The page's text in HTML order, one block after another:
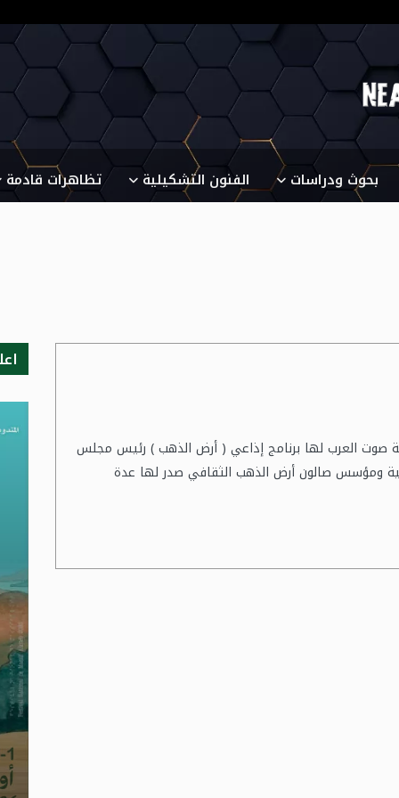
بحوث ودراسات الفنون التشكيلية تظاهرات قادمة
صوت العرب لها برنامج إذاعي ( أرض الذهب ) رئيس مجلس
ومؤسس صالون أرض الذهب الثقافي صدر لها عدة